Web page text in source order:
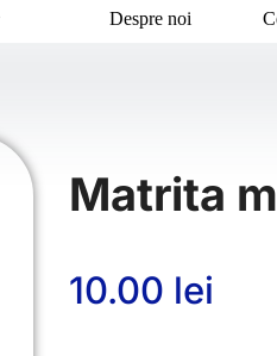
Despre noi
Matrita
10.00 lei